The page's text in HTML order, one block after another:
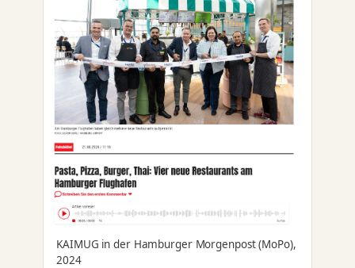
KAIMUG in der Hamburger Morgenpost (MoPo),
2024